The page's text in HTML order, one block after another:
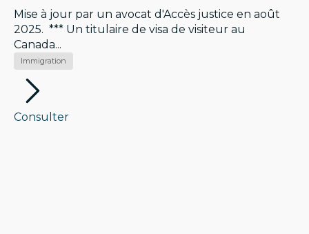
Mise à jour par un avocat d'Accès justice en août
2025. *** Un titulaire de visa de visiteur au
Canada...
Immigration
Consulter